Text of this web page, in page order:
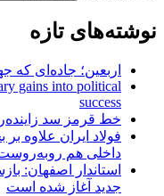
نوشته‌های تازه
اربعین؛ جاده‌ای که
gains into political
success
خط قرمز سد زاینده‌رود، ۲۳۶ میلیون
فولاد ایران علاوه
داخلی هم
استاندار اصفهان:
جدید آغاز شده است